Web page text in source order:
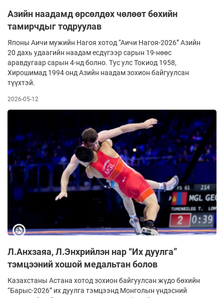
Азийн наадамд өрсөлдөх чөлөөт бөхийн
тамирчдыг тодруулав
Японы Аичи мужийн Нагоя хотод “Аичи Нагоя-2026” Азийн
20 дахь удаагийн наадам есдүгээр сарын 19-нөөс
аравдугаар сарын 4-нд болно. Тус улс Токиод 1958,
Хирошимад 1994 онд Азийн наадам зохион байгуулсан
түүхтэй.
2026-05-12
Л.Анхзаяа, Л.Энхрийлэн нар “Их дуулга”
тэмцээний хошой медальтан болов
Казахстаны Астана хотод зохион байгуулсан жүдо бөхийн
“Барыс-2026” их дуулга тэмцээнд Монголын үндэсний